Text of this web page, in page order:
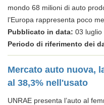
mondo 68 milioni di auto
l’Europa rappresenta poco
Pubblicato in data: 03 luglio
Periodo di riferimento dei
Mercato auto nuova,
al 38,3% nell'usato
UNRAE presenta l’auto al